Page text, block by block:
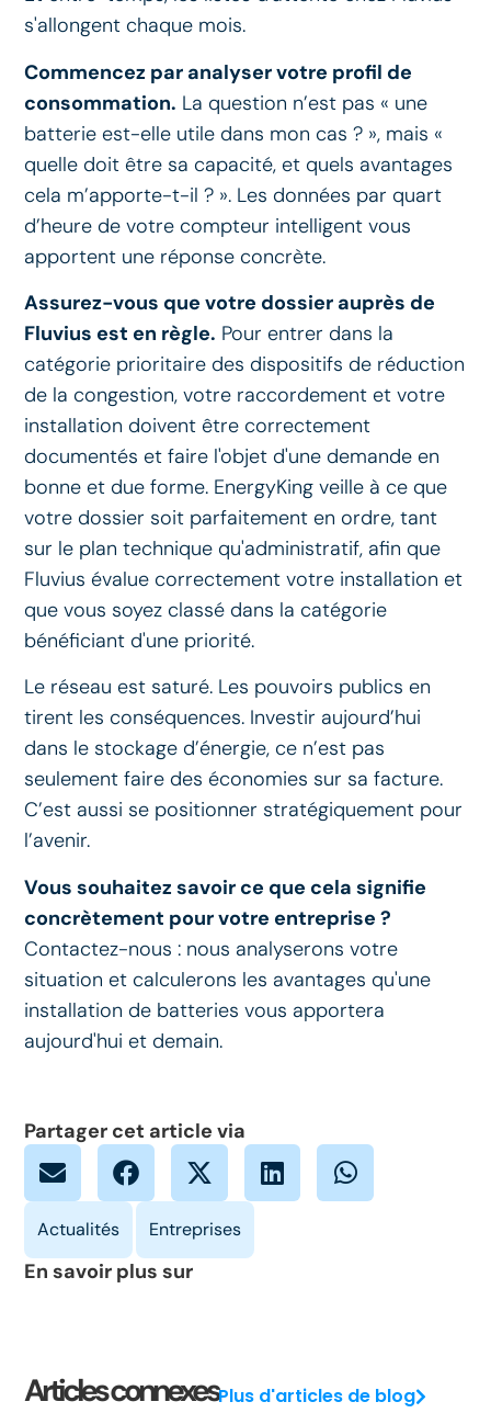
s'allongent chaque mois.
Commencez par analyser votre profil de
consommation. La question n’est pas « une
batterie est-elle utile dans mon cas ? », mais «
quelle doit être sa capacité, et quels avantages
cela m’apporte-t-il ? ». Les données par quart
d’heure de votre compteur intelligent vous
apportent une réponse concrète.
Assurez-vous que votre dossier auprès de
Fluvius est en règle. Pour entrer dans la
catégorie prioritaire des dispositifs de réduction
de la congestion, votre raccordement et votre
installation doivent être correctement
documentés et faire l'objet d'une demande en
bonne et due forme. EnergyKing veille à ce que
votre dossier soit parfaitement en ordre, tant
sur le plan technique qu'administratif, afin que
Fluvius évalue correctement votre installation et
que vous soyez classé dans la catégorie
bénéficiant d'une priorité.
Le réseau est saturé. Les pouvoirs publics en
tirent les conséquences. Investir aujourd’hui
dans le stockage d’énergie, ce n’est pas
seulement faire des économies sur sa facture.
C’est aussi se positionner stratégiquement pour
l’avenir.
Vous souhaitez savoir ce que cela signifie
concrètement pour votre entreprise ?
Contactez-nous : nous analyserons votre
situation et calculerons les avantages qu'une
installation de batteries vous apportera
aujourd'hui et demain.
Partager cet article via
En savoir plus sur
Articles connexesPlus d'articles de blog